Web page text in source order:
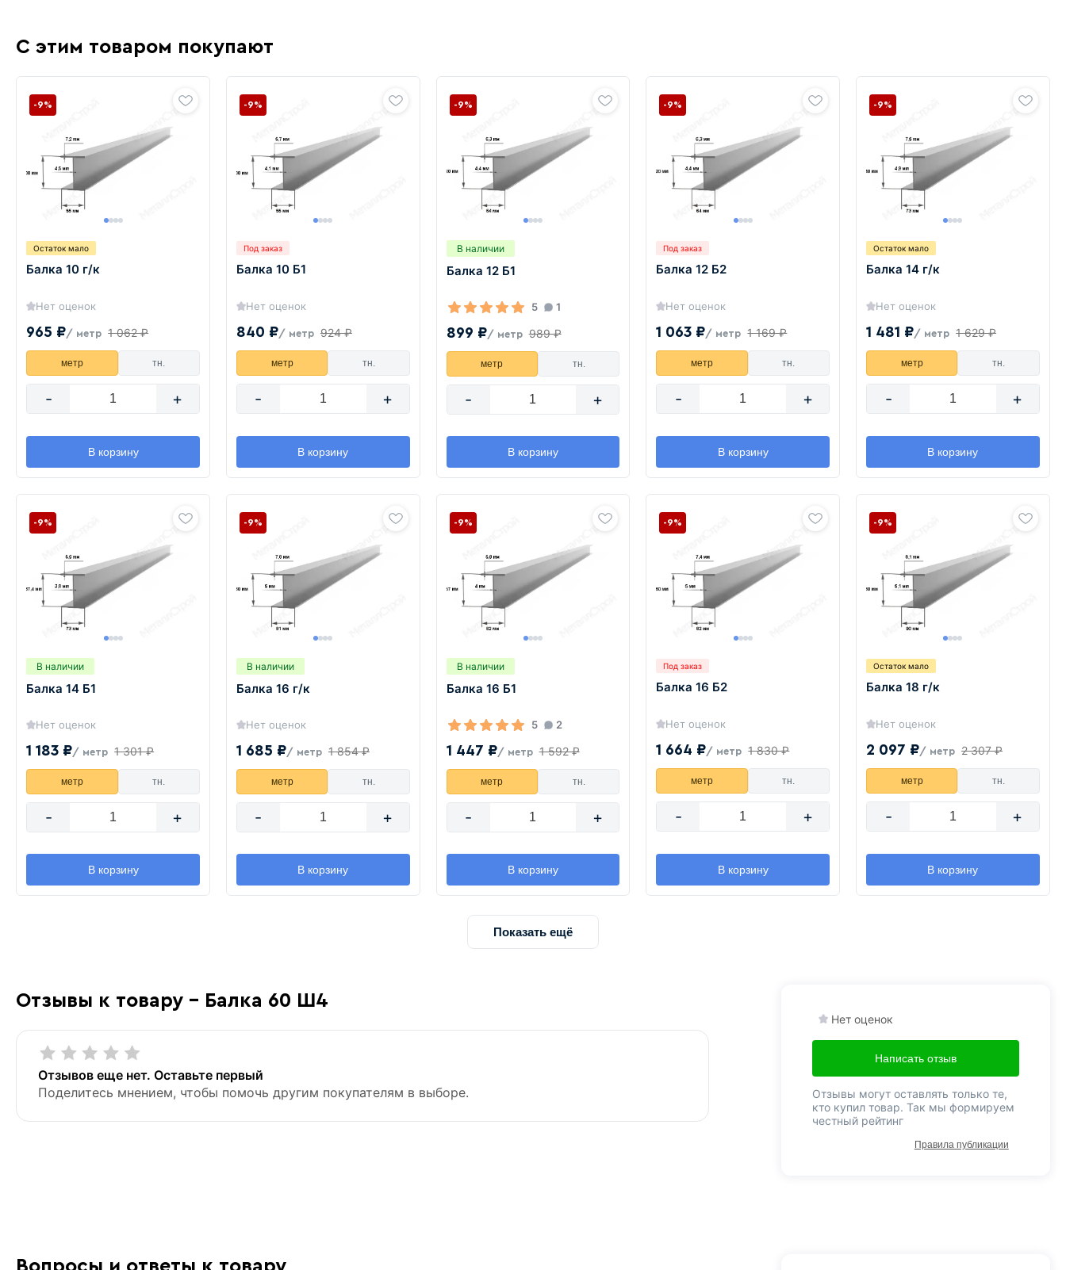
С этим товаром покупают
Остаток мало
Балка 10 г/к
Нет оценок
965 ₽/ метр 1 062 ₽
-9%
метр тн.
- +
В корзину
Под заказ
Балка 10 Б1
Нет оценок
840 ₽/ метр 924 ₽
-9%
метр тн.
- +
В корзину
В наличии
Балка 12 Б1
5 1
899 ₽/ метр 989 ₽
-9%
метр тн.
- +
В корзину
Под заказ
Балка 12 Б2
Нет оценок
1 063 ₽/ метр 1 169 ₽
-9%
метр тн.
- +
В корзину
Остаток мало
Балка 14 г/к
Нет оценок
1 481 ₽/ метр 1 629 ₽
-9%
метр тн.
- +
В корзину
В наличии
Балка 14 Б1
Нет оценок
1 183 ₽/ метр 1 301 ₽
-9%
метр тн.
- +
В корзину
В наличии
Балка 16 г/к
Нет оценок
1 685 ₽/ метр 1 854 ₽
-9%
метр тн.
- +
В корзину
В наличии
Балка 16 Б1
5 2
1 447 ₽/ метр 1 592 ₽
-9%
метр тн.
- +
В корзину
Под заказ
Балка 16 Б2
Нет оценок
1 664 ₽/ метр 1 830 ₽
-9%
метр тн.
- +
В корзину
Остаток мало
Балка 18 г/к
Нет оценок
2 097 ₽/ метр 2 307 ₽
-9%
метр тн.
- +
В корзину
Показать ещё
Отзывы к товару - Балка 60 Ш4
Отзывов еще нет. Оставьте первый
Поделитесь мнением, чтобы помочь другим покупателям в выборе.
Нет оценок
Написать отзыв
Отзывы могут оставлять только те,
кто купил товар. Так мы формируем
честный рейтинг
Правила публикации